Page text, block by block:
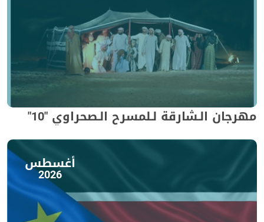
مهرجان الـشارقة لـلمسرح الـصحراوي "10"
أغسطس
2026